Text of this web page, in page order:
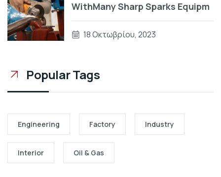
WithMany Sharp Sparks Equipm
18 Οκτωβρίου, 2023
Popular Tags
Engineering Factory Industry
Interior Oil & Gas